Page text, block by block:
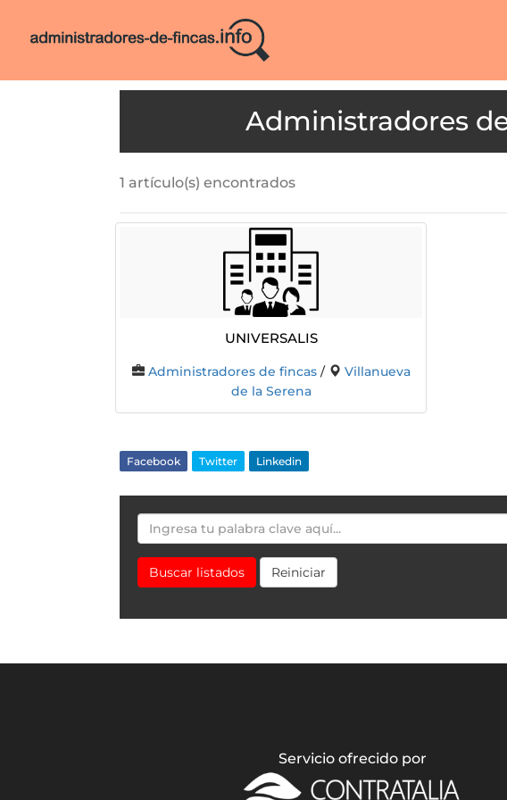
1 artículo(s) encontrados
UNIVERSALIS
Administradores de fincas/
Villanueva
de la Serena
Facebook Twitter Linkedin
Buscar listados Reiniciar
Servicio ofrecido por